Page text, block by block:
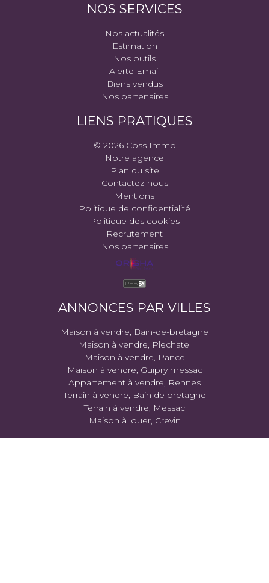
NOS SERVICES
Nos actualités
Estimation
Nos outils
Alerte Email
Biens vendus
Nos partenaires
LIENS PRATIQUES
© 2026 Coss Immo
Notre agence
Plan du site
Contactez-nous
Mentions
Politique de confidentialité
Politique des cookies
Recrutement
Nos partenaires
ANNONCES PAR VILLES
Maison à vendre, Bain-de-bretagne
Maison à vendre, Plechatel
Maison à vendre, Pance
Maison à vendre, Guipry messac
Appartement à vendre, Rennes
Terrain à vendre, Bain de bretagne
Terrain à vendre, Messac
Maison à louer, Crevin